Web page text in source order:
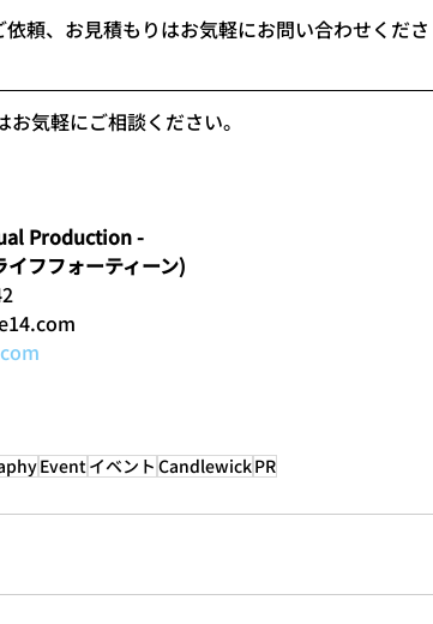
依頼、お見積もりはお気軽にお問い合わせくださ
気軽にご相談ください。
Production -
フフォーティーン)
Event イベント CandlewickPR